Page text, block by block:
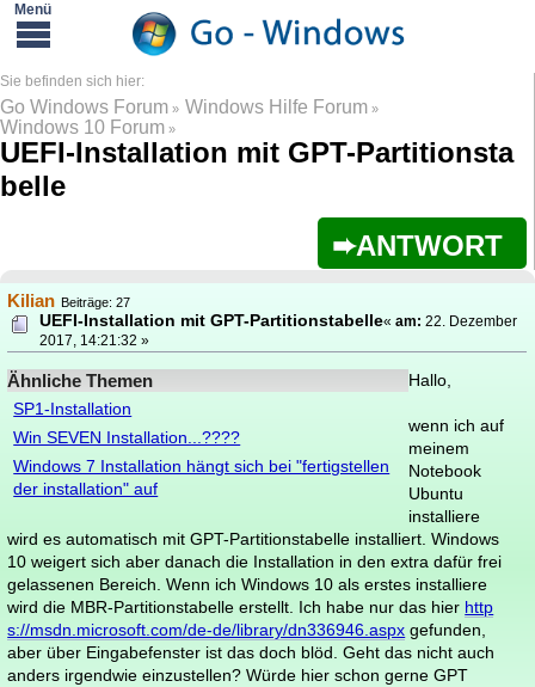
Go Windows Forum » Windows Hilfe Forum »
Windows 10 Forum »
UEFI-Installation mit GPT-Partitionsta
belle
ANTWORT
Kilian Beiträge: 27
UEFI-Installation mit GPT-Partitionstabelle«am: 22. Dezember
2017, 14:21:32 »
Ähnliche Themen
SP1-Installation
Win SEVEN Installation...????
Windows 7 Installation hängt sich bei "fertigstellen
der installation" auf
Hallo,
wenn ich auf
meinem
Notebook
Ubuntu
installiere
wird es automatisch mit GPT-Partitionstabelle installiert. Windows
10 weigert sich aber danach die Installation in den extra dafür frei
gelassenen Bereich. Wenn ich Windows 10 als erstes installiere
wird die MBR-Partitionstabelle erstellt. Ich habe nur das hier http
s://msdn.microsoft.com/de-de/library/dn336946.aspx gefunden,
aber über Eingabefenster ist das doch blöd. Geht das nicht auch
anders irgendwie einzustellen? Würde hier schon gerne GPT